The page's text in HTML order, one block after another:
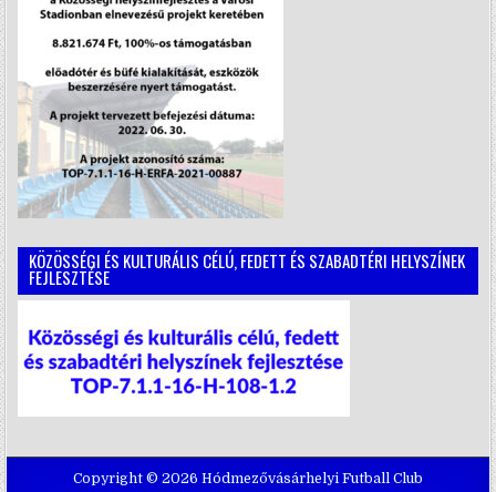
KÖZÖSSÉGI ÉS KULTURÁLIS CÉLÚ, FEDETT ÉS SZABADTÉRI HELYSZÍNEK
FEJLESZTÉSE
Copyright © 2026 Hódmezővásárhelyi Futball Club